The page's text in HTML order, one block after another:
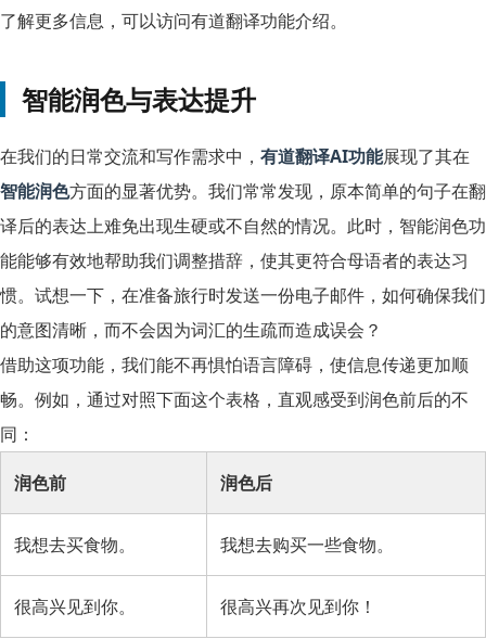
了解更多信息，可以访问有道翻译功能介绍。
智能润色与表达提升
在我们的日常交流和写作需求中， 有道翻译AI功能展现了其在
智能润色方面的显著优势。我们常常发现，原本简单的句子在翻
译后的表达上难免出现生硬或不自然的情况。此时，智能润色功
能能够有效地帮助我们调整措辞，使其更符合母语者的表达习
惯。试想一下，在准备旅行时发送一份电子邮件，如何确保我们
的意图清晰，而不会因为词汇的生疏而造成误会？
借助这项功能，我们能不再惧怕语言障碍，使信息传递更加顺
畅。例如，通过对照下面这个表格，直观感受到润色前后的不
同：
润色前 润色后
我想去买食物。 我想去购买一些食物。
很高兴见到你。 很高兴再次见到你！